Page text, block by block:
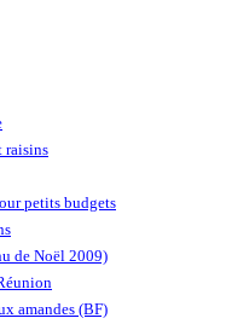
raisins
petits budgets
de Noël 2009)
amandes (BF)